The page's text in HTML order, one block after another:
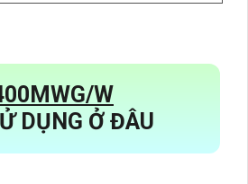
W
DỤNG Ở ĐÂU